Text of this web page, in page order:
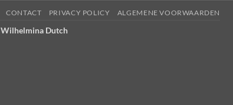
CONTACT PRIVACY POLICY ALGEMENE VOORWAARDEN
Wilhelmina Dutch